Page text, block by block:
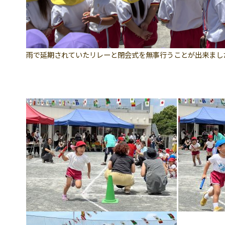
雨で延期されていたリレーと閉会式を無事行うことが出来まし